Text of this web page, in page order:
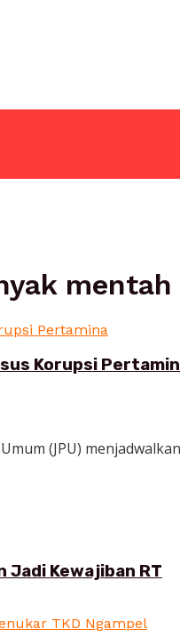
mentah
Korupsi
(JPU)
Jadi Kewajiban RT